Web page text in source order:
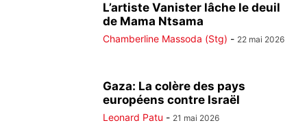
L’artiste Vanister lâche le deuil
de Mama Ntsama
Chamberline Massoda (Stg) - 22 mai 2026
Gaza: La colère des pays
européens contre Israël
Leonard Patu - 21 mai 2026